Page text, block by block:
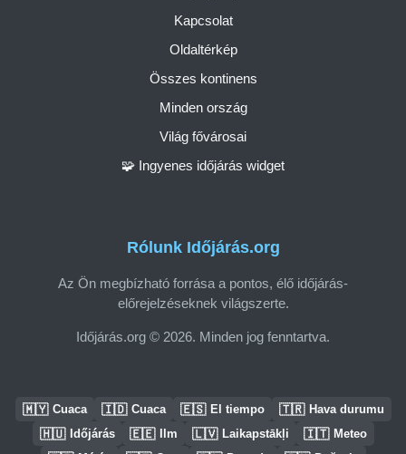
Rólunk Időjárás.org
Az Ön megbízható forrása a pontos, élő időjárás-
előrejelzéseknek világszerte.
Időjárás.org © 2026. Minden jog fenntartva.
Kapcsolat
Oldaltérkép
Összes kontinens
Minden ország
Világ fővárosai
🧩 Ingyenes időjárás widget
🇲🇾 Cuaca 🇮🇩 Cuaca 🇪🇸 El tiempo 🇹🇷 Hava durumu
🇭🇺 Időjárás 🇪🇪 Ilm 🇱🇻 Laikapstākļi 🇮🇹 Meteo